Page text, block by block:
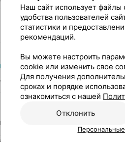
Всё чётко, быстро и с
Ваш труд!!!
ул. Кальварийская, 40
Каскад
Ольга! Благодарим за
Наш сайт использует
удобства пользователей
статистики и
рекомендаций.
Вы можете настроить
cookie или изменить свое
Для получения
сроках и порядке
ознакомиться с нашей
Отклонить